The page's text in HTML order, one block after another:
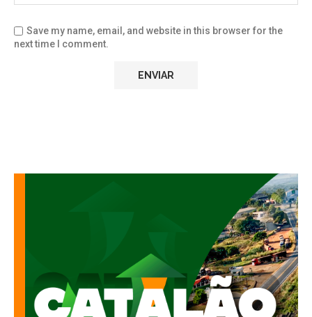
Save my name, email, and website in this browser for the
next time I comment.